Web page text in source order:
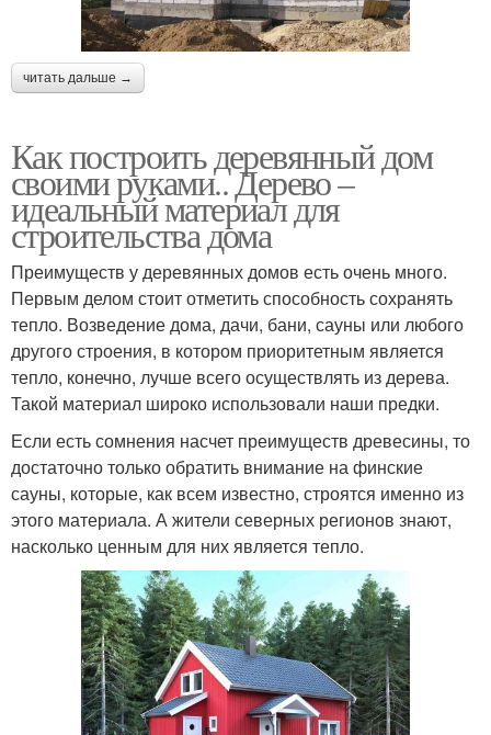
читать дальше →
Как построить деревянный дом
своими руками.. Дерево –
идеальный материал для
строительства дома
Преимуществ у деревянных домов есть очень много.
Первым делом стоит отметить способность сохранять
тепло. Возведение дома, дачи, бани, сауны или любого
другого строения, в котором приоритетным является
тепло, конечно, лучше всего осуществлять из дерева.
Такой материал широко использовали наши предки.
Если есть сомнения насчет преимуществ древесины, то
достаточно только обратить внимание на финские
сауны, которые, как всем известно, строятся именно из
этого материала. А жители северных регионов знают,
насколько ценным для них является тепло.